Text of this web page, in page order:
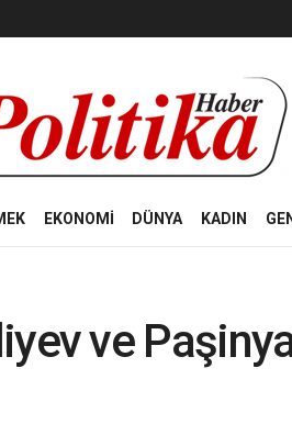
EKONOMİ DÜNYA KADIN
ve